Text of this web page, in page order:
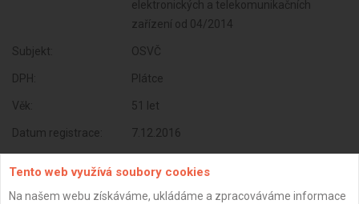
elektronických a telekomunikačních
zařízení od 04/2014
Subjekt: OSVČ
DPH: Plátce
Věk: 51 let
Datum registrace: 7.12.2016
Tento web využívá soubory cookies
Na našem webu získáváme, ukládáme a zpracováváme informace